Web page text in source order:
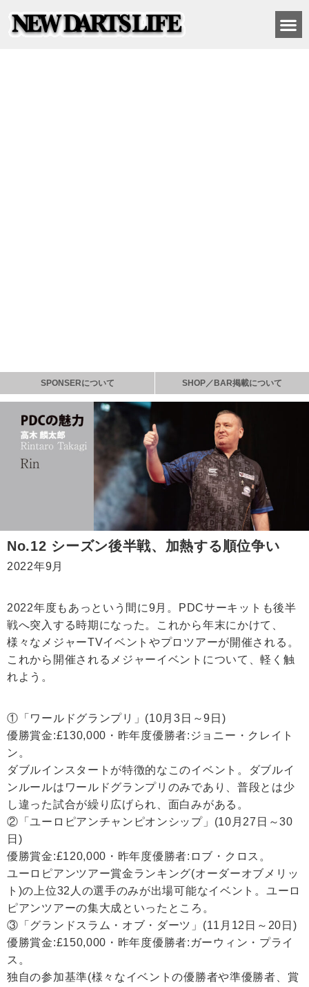
SPONSERについて SHOP／BAR掲載について
No.12 シーズン後半戦、加熱する順位争い
2022年9月
2022年度もあっという間に9月。PDCサーキットも後半
戦へ突入する時期になった。これから年末にかけて、
様々なメジャーTVイベントやプロツアーが開催される。
これから開催されるメジャーイベントについて、軽く触
れよう。
①「ワールドグランプリ」(10月3日～9日)
優勝賞金:£130,000・昨年度優勝者:ジョニー・クレイト
ン。
ダブルインスタートが特徴的なこのイベント。ダブルイ
ンルールはワールドグランプリのみであり、普段とは少
し違った試合が繰り広げられ、面白みがある。
②「ユーロピアンチャンピオンシップ」(10月27日～30
日)
優勝賞金:£120,000・昨年度優勝者:ロブ・クロス。
ユーロピアンツアー賞金ランキング(オーダーオブメリッ
ト)の上位32人の選手のみが出場可能なイベント。ユーロ
ピアンツアーの集大成といったところ。
③「グランドスラム・オブ・ダーツ」(11月12日～20日)
優勝賞金:£150,000・昨年度優勝者:ガーウィン・プライ
ス。
独自の参加基準(様々なイベントの優勝者や準優勝者、賞